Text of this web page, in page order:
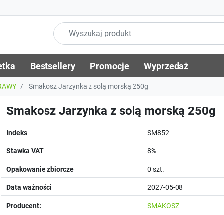
Bestsellery Promocje Wyprzedaż
Smakosz Jarzynka z solą morską 250g
Smakosz Jarzynka z solą morską 250g
Indeks SM852
Stawka VAT 8%
Opakowanie zbiorcze 0 szt.
Data ważności 2027-05-08
Producent: SMAKOSZ